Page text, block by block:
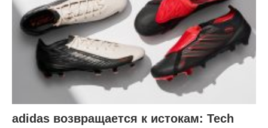
adidas возвращается к истокам: Tech